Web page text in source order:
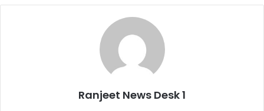
Ranjeet News Desk 1